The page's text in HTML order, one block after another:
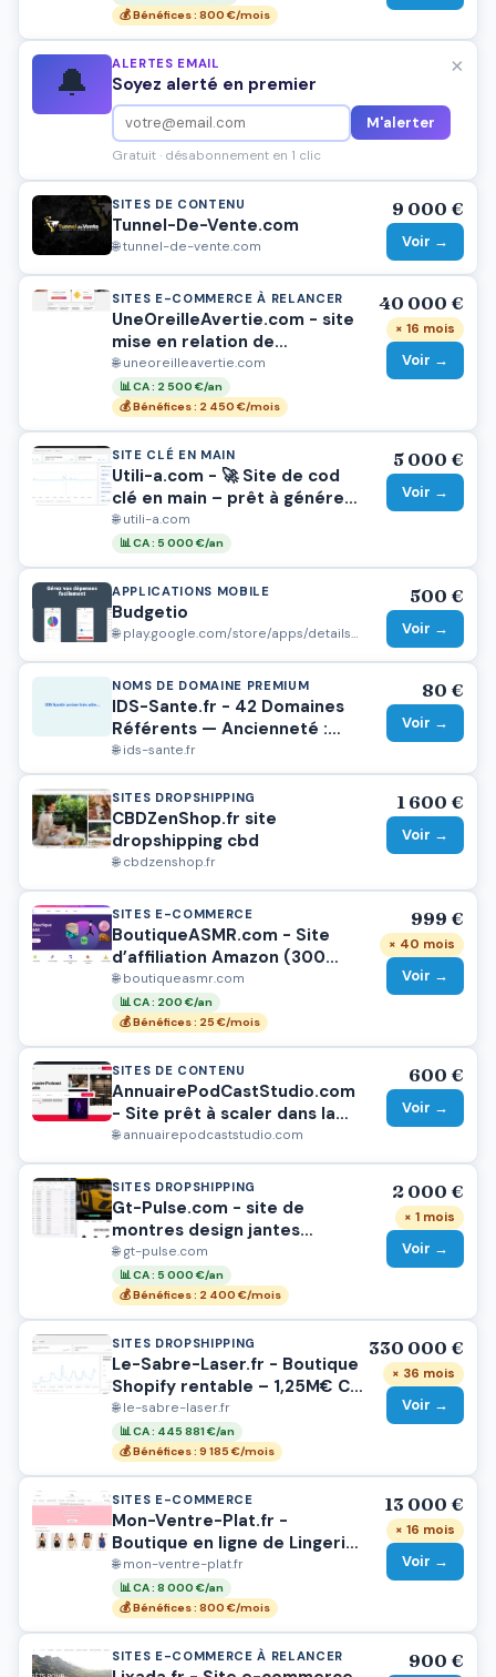
💰 Bénéfices : 800 €/mois
🔔 ALERTES EMAIL
Soyez alerté en premier
M'alerter
Gratuit · désabonnement en 1 clic
×
SITES DE CONTENU
Tunnel-De-Vente.com
🌐 tunnel-de-vente.com
9 000 €
Voir →
SITES E-COMMERCE À RELANCER
UneOreilleAvertie.com - site
mise en relation de
particuliers vers
professionnels de l'audition
🌐 uneoreilleavertie.com
📊 CA : 2 500 €/an
💰 Bénéfices : 2 450 €/mois
40 000 €
× 16 mois
Voir →
SITE CLÉ EN MAIN
Utili-a.com - 🚀 Site de cod
clé en main – prêt à générer
des revenus dès aujourd’hui
🌐 utili-a.com
📊 CA : 5 000 €/an
5 000 €
Voir →
APPLICATIONS MOBILE
Budgetio
🌐 play.google.com/store/apps/details?id=com.anonymous.snack7295e866aa604fafb4fcdc29c1634976
500 €
Voir →
NOMS DE DOMAINE PREMIUM
IDS-Sante.fr - 42 Domaines
Référents — Ancienneté :
Mars 2009
🌐 ids-sante.fr
80 €
Voir →
SITES DROPSHIPPING
CBDZenShop.fr site
dropshipping cbd
🌐 cbdzenshop.fr
1 600 €
Voir →
SITES E-COMMERCE
BoutiqueASMR.com - Site
d’affiliation Amazon (300
visiteurs/mois, niche virale)
🌐 boutiqueasmr.com
📊 CA : 200 €/an
💰 Bénéfices : 25 €/mois
999 €
× 40 mois
Voir →
SITES DE CONTENU
AnnuairePodCastStudio.com
- Site prêt à scaler dans la
niche podcast
(AnnuairePodcastStudio.com)
🌐 annuairepodcaststudio.com
600 €
Voir →
SITES DROPSHIPPING
Gt-Pulse.com - site de
montres design jantes
automobile
🌐 gt-pulse.com
📊 CA : 5 000 €/an
💰 Bénéfices : 2 400 €/mois
2 000 €
× 1 mois
Voir →
SITES DROPSHIPPING
Le-Sabre-Laser.fr - Boutique
Shopify rentable – 1,25M€ CA
cumulé – SEO puissant –
Marque établie
🌐 le-sabre-laser.fr
📊 CA : 445 881 €/an
💰 Bénéfices : 9 185 €/mois
330 000 €
× 36 mois
Voir →
SITES E-COMMERCE
Mon-Ventre-Plat.fr -
Boutique en ligne de Lingerie
pour Femme
🌐 mon-ventre-plat.fr
📊 CA : 8 000 €/an
💰 Bénéfices : 800 €/mois
13 000 €
× 16 mois
Voir →
SITES E-COMMERCE À RELANCER 900 €